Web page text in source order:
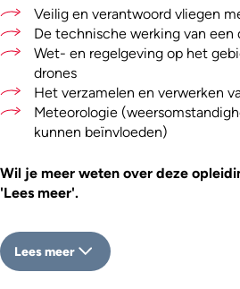
Veilig en verantwoord vliegen
De technische werking van een
Wet- en regelgeving op het
drones
Het verzamelen en verwerken
Meteorologie
kunnen beïnvloeden)
Wil je meer weten over deze
'Lees meer'.
Lees meer